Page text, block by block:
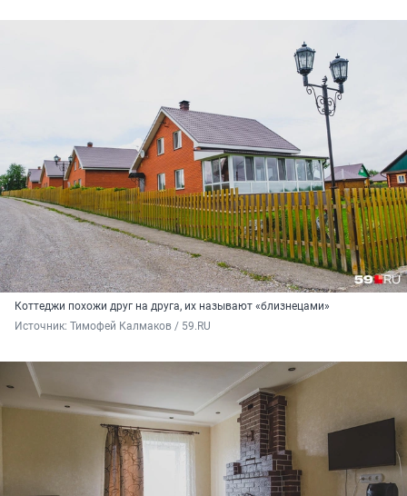
Коттеджи похожи друг на друга, их называют «близнецами»
Источник: Тимофей Калмаков / 59.RU